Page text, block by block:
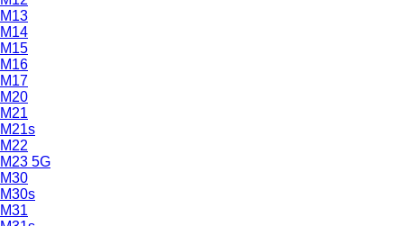
M13
M14
M15
M16
M17
M20
M21
M21s
M22
M23 5G
M30
M30s
M31